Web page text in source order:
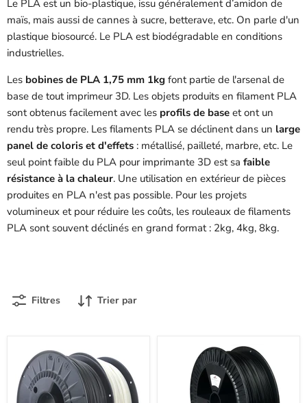
Le PLA est un bio-plastique, issu généralement d’amidon de
maïs, mais aussi de cannes à sucre, betterave, etc. On parle d'un
plastique biosourcé. Le PLA est biodégradable en conditions
industrielles.
Les bobines de PLA 1,75 mm 1kg font partie de l'arsenal de
base de tout imprimeur 3D. Les objets produits en filament PLA
sont obtenus facilement avec les profils de base et ont un
rendu très propre. Les filaments PLA se déclinent dans un large
panel de coloris et d'effets : métallisé, pailleté, marbre, etc. Le
seul point faible du PLA pour imprimante 3D est sa faible
résistance à la chaleur. Une utilisation en extérieur de pièces
produites en PLA n'est pas possible. Pour les projets
volumineux et pour réduire les coûts, les rouleaux de filaments
PLA sont souvent déclinés en grand format : 2kg, 4kg, 8kg.
Filtres Trier par